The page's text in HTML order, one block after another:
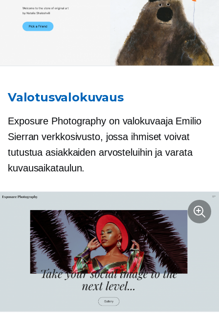
Valotusvalokuvaus
Exposure Photography on valokuvaaja Emilio
Sierran verkkosivusto, jossa ihmiset voivat
tutustua asiakkaiden arvosteluihin ja varata
kuvausaikataulun.